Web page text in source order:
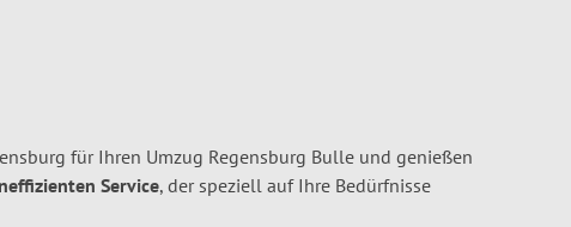
für Ihren Umzug Regensburg Bulle und genießen
Service, der speziell auf Ihre Bedürfnisse